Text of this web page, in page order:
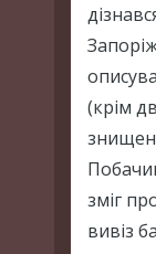
(крім
зміг
вивіз